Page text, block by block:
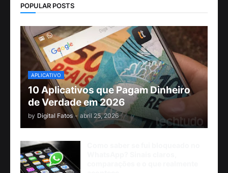
POPULAR POSTS
APLICATIVO
10 Aplicativos que Pagam Dinheiro
de Verdade em 2026
by Digital Fatos - abril 25, 2026